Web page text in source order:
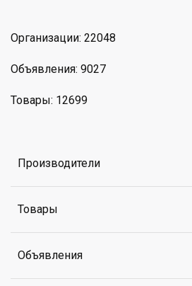
Организации: 22048
Объявления: 9027
Товары: 12699
Производители
Товары
Объявления